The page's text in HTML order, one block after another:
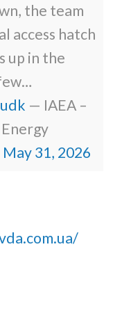
the team
access hatch
up in the
— IAEA –
May 31, 2026